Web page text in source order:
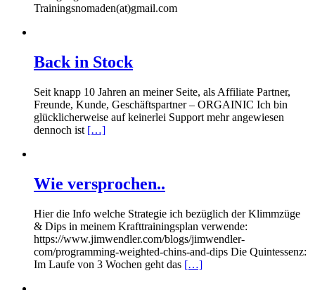
Trainingsnomaden(at)gmail.com
Back in Stock
Seit knapp 10 Jahren an meiner Seite, als Affiliate Partner,
Freunde, Kunde, Geschäftspartner – ORGAINIC Ich bin
glücklicherweise auf keinerlei Support mehr angewiesen
dennoch ist […]
Wie versprochen..
Hier die Info welche Strategie ich bezüglich der Klimmzüge
& Dips in meinem Krafttrainingsplan verwende:
https://www.jimwendler.com/blogs/jimwendler-
com/programming-weighted-chins-and-dips Die Quintessenz:
Im Laufe von 3 Wochen geht das […]